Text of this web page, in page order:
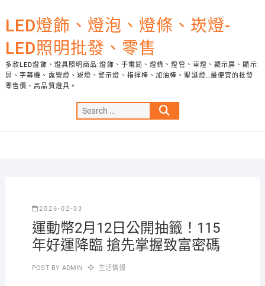
to
content
LED燈飾、燈泡、燈條、崁燈-
LED照明批發、零售
多款LED燈飾、燈具照明商品:燈飾、手電筒、燈條、燈管、車燈、顯示屏、顯示
屏、字幕機、露營燈、崁燈、警示燈、指揮棒、加油棒、聖誕燈…最便宜的批發
零售價、高品質燈具。
Search
…
2026-02-03
運動幣2月12日公開抽籤！115
年好運降臨 搶先掌握致富密碼
POST BY ADMIN 生活情報